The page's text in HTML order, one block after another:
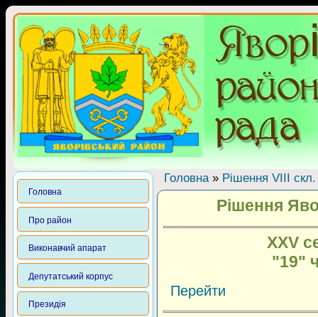
Головна
Про район
Виконавчий апарат
Депутатський корпус
Президія
Головна» Рішення VIII скл.
Рішення
XXV
"19"
Перейти